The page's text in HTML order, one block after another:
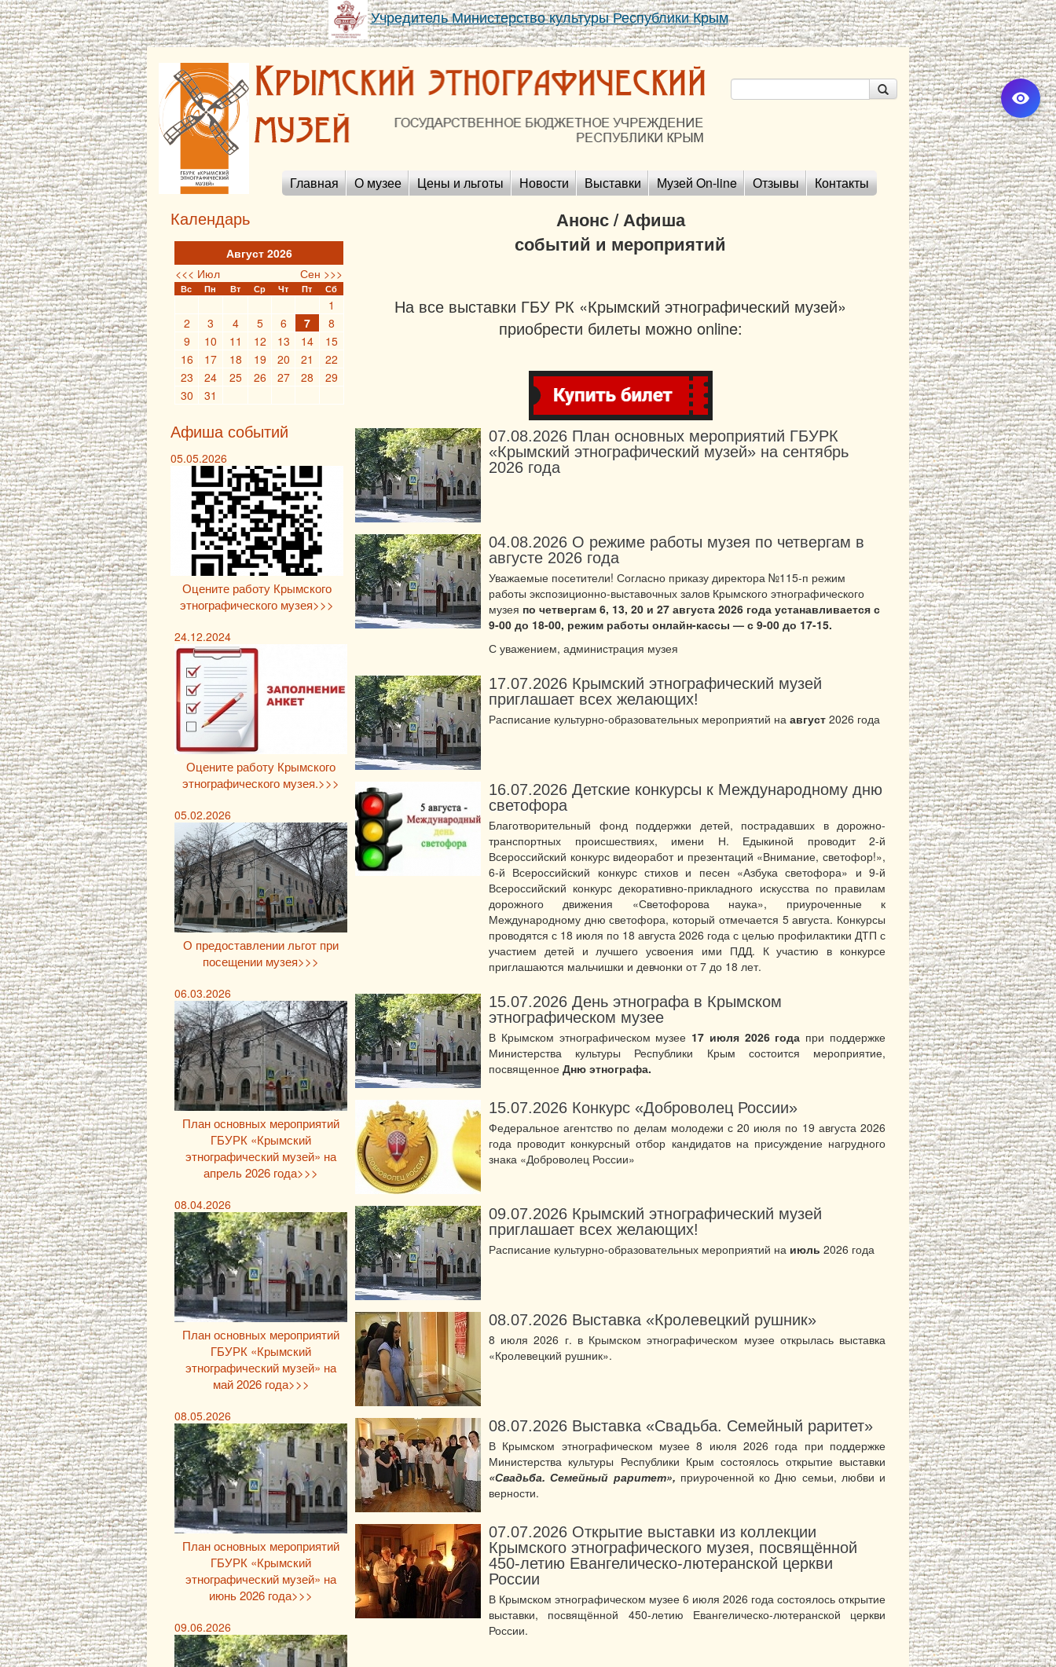
Учредитель Министерство культуры Республики Крым
Главная О музее Цены и льготы Новости Выставки Музей On-line Отзывы Контакты
Анонс / Афиша
событий и мероприятий
На все выставки ГБУ РК «Крымский этнографический музей»
приобрести билеты можно online:
07.08.2026 План основных мероприятий ГБУРК
«Крымский этнографический музей» на сентябрь
2026 года
04.08.2026 О режиме работы музея по четвергам в
августе 2026 года
Уважаемые посетители! Согласно приказу директора №115-п режим
работы экспозиционно-выставочных залов Крымского этнографического
музея по четвергам 6, 13, 20 и 27 августа 2026 года устанавливается с
9-00 до 18-00, режим работы онлайн-кассы — с 9-00 до 17-15.
С уважением, администрация музея
17.07.2026 Крымский этнографический музей
приглашает всех желающих!
Расписание культурно-образовательных мероприятий на август 2026 года
16.07.2026 Детские конкурсы к Международному дню
светофора
Благотворительный фонд поддержки детей, пострадавших в дорожно-
транспортных происшествиях, имени Н. Едыкиной проводит 2-й
Всероссийский конкурс видеоработ и презентаций «Внимание, светофор!»,
6-й Всероссийский конкурс стихов и песен «Азбука светофора» и 9-й
Всероссийский конкурс декоративно-прикладного искусства по правилам
дорожного движения «Светофорова наука», приуроченные к
Международному дню светофора, который отмечается 5 августа. Конкурсы
проводятся с 18 июля по 18 августа 2026 года с целью профилактики ДТП с
участием детей и лучшего усвоения ими ПДД. К участию в конкурсе
приглашаются мальчишки и девчонки от 7 до 18 лет.
15.07.2026 День этнографа в Крымском
этнографическом музее
В Крымском этнографическом музее 17 июля 2026 года при поддержке
Министерства культуры Республики Крым состоится мероприятие,
посвященное Дню этнографа.
15.07.2026 Конкурс «Доброволец России»
Федеральное агентство по делам молодежи с 20 июля по 19 августа 2026
года проводит конкурсный отбор кандидатов на присуждение нагрудного
знака «Доброволец России»
09.07.2026 Крымский этнографический музей
приглашает всех желающих!
Расписание культурно-образовательных мероприятий на июль 2026 года
08.07.2026 Выставка «Кролевецкий рушник»
8 июля 2026 г. в Крымском этнографическом музее открылась выставка
«Кролевецкий рушник».
08.07.2026 Выставка «Свадьба. Семейный раритет»
В Крымском этнографическом музее 8 июля 2026 года при поддержке
Министерства культуры Республики Крым состоялось открытие выставки
«Свадьба. Семейный раритет», приуроченной ко Дню семьи, любви и
верности.
07.07.2026 Открытие выставки из коллекции
Крымского этнографического музея, посвящённой
450-летию Евангелическо-лютеранской церкви
России
В Крымском этнографическом музее 6 июля 2026 года состоялось открытие
выставки, посвящённой 450-летию Евангелическо-лютеранской церкви
России.
Календарь
Август 2026
<<< Июл
Сен >>>
Вс Пн Вт Ср Чт Пт Сб
1
2
3 4 5 6 7
8
9
10 11 12 13 14
15
16
17 18 19 20 21
22
23
24 25 26 27 28
29
30
31
Афиша событий
05.05.2026
Оцените работу Крымского
этнографического музея>>>
24.12.2024
Оцените работу Крымского
этнографического музея.>>>
05.02.2026
О предоставлении льгот при
посещении музея>>>
06.03.2026
План основных мероприятий
ГБУРК «Крымский
этнографический музей» на
апрель 2026 года>>>
08.04.2026
План основных мероприятий
ГБУРК «Крымский
этнографический музей» на
май 2026 года>>>
08.05.2026
План основных мероприятий
ГБУРК «Крымский
этнографический музей» на
июнь 2026 года>>>
09.06.2026